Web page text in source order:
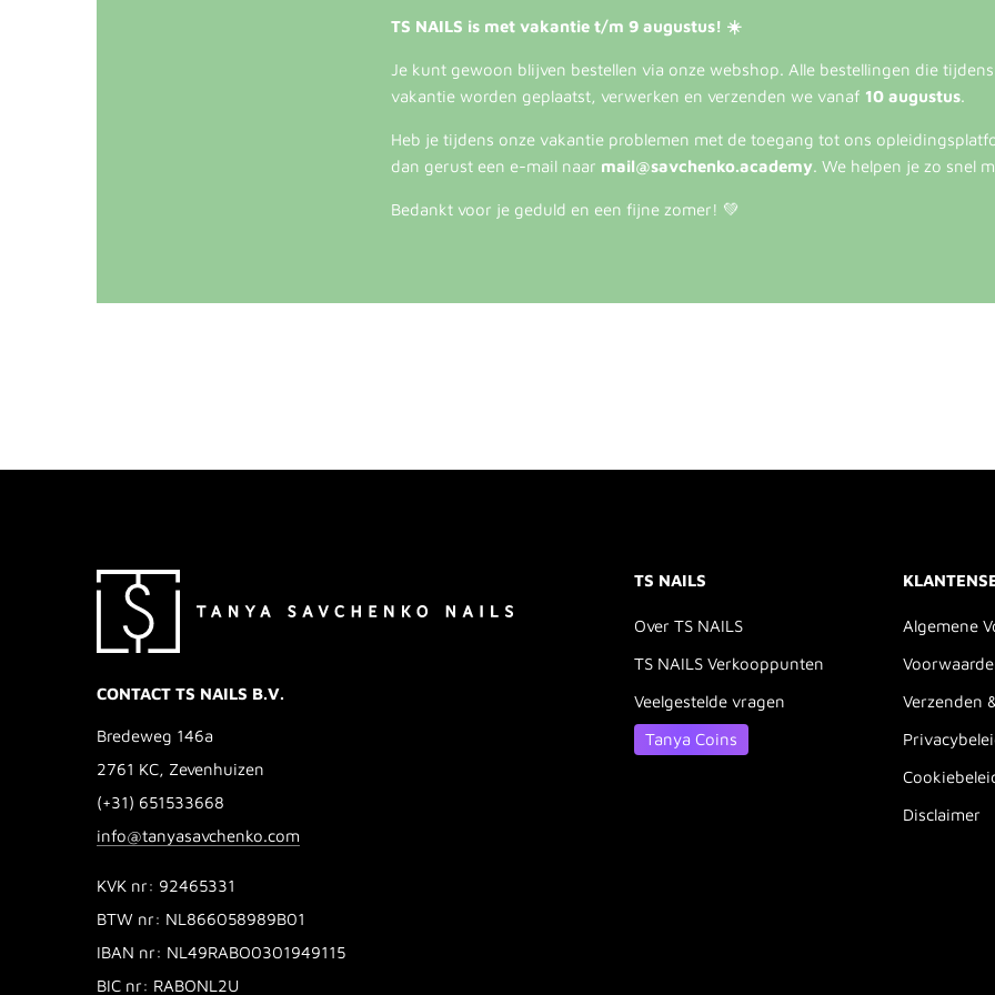
TS NAILS is met vakantie t/m 9 augustus! ☀️
Je kunt gewoon blijven bestellen via onze webshop. Alle bestellingen die
vakantie worden geplaatst, verwerken en verzenden we vanaf 10 augustus.
Heb je tijdens onze vakantie problemen met de toegang tot ons
dan gerust een e-mail naar mail@savchenko.academy. We helpen je zo snel
Bedankt voor je geduld en een fijne zomer! 💚
CONTACT TS NAILS B.V.
Bredeweg 146a
2761 KC, Zevenhuizen
(+31) 651533668
info@tanyasavchenko.com
KVK nr: 92465331
BTW nr: NL866058989B01
IBAN nr: NL49RABO0301949115
BIC nr: RABONL2U
TS NAILS
Over TS NAILS
TS NAILS Verkooppunten
Veelgestelde vragen
Tanya Coins
Algemene
Verzenden
Disclaimer